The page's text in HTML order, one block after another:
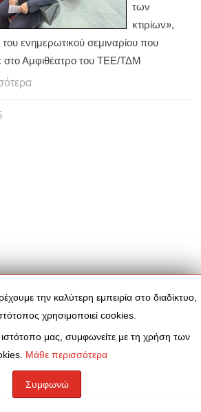
των
κτιρίων»,
ενημερωτικού σεμιναρίου που
στο Αμφιθέατρο του ΤΕΕ/ΤΔΜ
την καλύτερη εμπειρία στο διαδίκτυο,
χρησιμοποιεί cookies.
μας, συμφωνείτε με τη χρήση των
Μάθε περισσότερα
Συμφωνώ